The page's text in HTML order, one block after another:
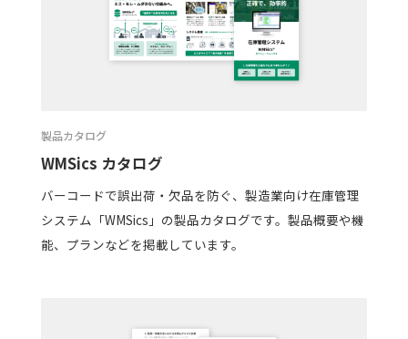
製品カタログ
WMSics カタログ
バーコードで誤出荷・欠品を防ぐ、製造業向け在庫管理
システム「WMSics」の製品カタログです。製品概要や機
能、プランなどを掲載しています。